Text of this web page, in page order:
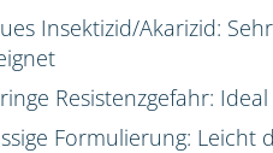
Insektizid/Akarizid:
Resistenzgefahr:
Formulierung: Leicht